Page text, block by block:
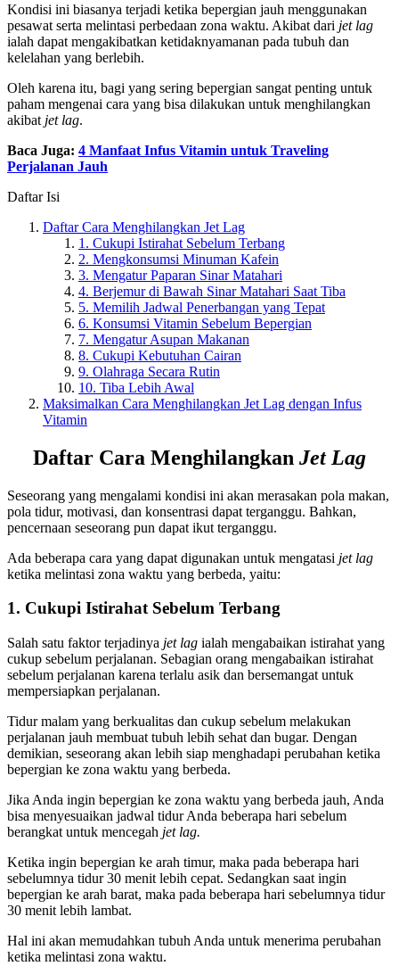
Kondisi ini biasanya terjadi ketika bepergian jauh menggunakan
pesawat serta melintasi perbedaan zona waktu. Akibat dari jet lag
ialah dapat mengakibatkan ketidaknyamanan pada tubuh dan
kelelahan yang berlebih.
Oleh karena itu, bagi yang sering bepergian sangat penting untuk
paham mengenai cara yang bisa dilakukan untuk menghilangkan
akibat jet lag.
Baca Juga: 4 Manfaat Infus Vitamin untuk Traveling
Perjalanan Jauh
Daftar Isi
Daftar Cara Menghilangkan Jet Lag
1. Cukupi Istirahat Sebelum Terbang
2. Mengkonsumsi Minuman Kafein
3. Mengatur Paparan Sinar Matahari
4. Berjemur di Bawah Sinar Matahari Saat Tiba
5. Memilih Jadwal Penerbangan yang Tepat
6. Konsumsi Vitamin Sebelum Bepergian
7. Mengatur Asupan Makanan
8. Cukupi Kebutuhan Cairan
9. Olahraga Secara Rutin
10. Tiba Lebih Awal
Maksimalkan Cara Menghilangkan Jet Lag dengan Infus
Vitamin
Daftar Cara Menghilangkan Jet Lag
Seseorang yang mengalami kondisi ini akan merasakan pola makan,
pola tidur, motivasi, dan konsentrasi dapat terganggu. Bahkan,
pencernaan seseorang pun dapat ikut terganggu.
Ada beberapa cara yang dapat digunakan untuk mengatasi jet lag
ketika melintasi zona waktu yang berbeda, yaitu:
1. Cukupi Istirahat Sebelum Terbang
Salah satu faktor terjadinya jet lag ialah mengabaikan istirahat yang
cukup sebelum perjalanan. Sebagian orang mengabaikan istirahat
sebelum perjalanan karena terlalu asik dan bersemangat untuk
mempersiapkan perjalanan.
Tidur malam yang berkualitas dan cukup sebelum melakukan
perjalanan jauh membuat tubuh lebih sehat dan bugar. Dengan
demikian, seseorang akan lebih siap menghadapi perubahan ketika
bepergian ke zona waktu yang berbeda.
Jika Anda ingin bepergian ke zona waktu yang berbeda jauh, Anda
bisa menyesuaikan jadwal tidur Anda beberapa hari sebelum
berangkat untuk mencegah jet lag.
Ketika ingin bepergian ke arah timur, maka pada beberapa hari
sebelumnya tidur 30 menit lebih cepat. Sedangkan saat ingin
bepergian ke arah barat, maka pada beberapa hari sebelumnya tidur
30 menit lebih lambat.
Hal ini akan memudahkan tubuh Anda untuk menerima perubahan
ketika melintasi zona waktu.